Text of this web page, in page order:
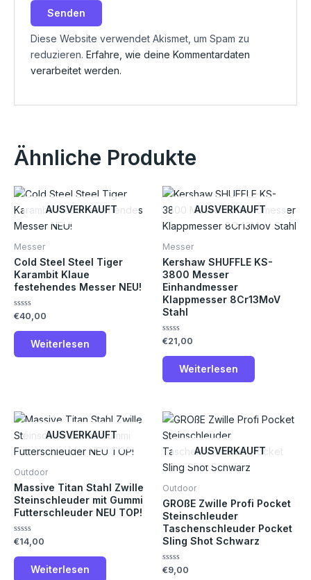
Diese Website verwendet Akismet, um Spam zu
reduzieren.Erfahre, wie deine Kommentardaten
verarbeitet werden.
Ähnliche Produkte
AUSVERKAUFT
Messer
Cold Steel Steel Tiger
Karambit Klaue
festehendes Messer NEU!
Bewertet
0
€40,00
Weiterlesen
AUSVERKAUFT
Messer
Kershaw SHUFFLE KS-
3800 Messer
Einhandmesser
Klappmesser 8Cr13MoV
Stahl
Bewertet
0
€21,00
Weiterlesen
AUSVERKAUFT
Outdoor
Massive Titan Stahl Zwille
Steinschleuder mit Gummi
Futterschleuder NEU TOP!
Bewertet
0
€14,00
Weiterlesen
AUSVERKAUFT
Outdoor
GROßE Zwille Profi Pocket
Steinschleuder
Taschenschleuder Pocket
Sling Shot Schwarz
Bewertet
€9,00